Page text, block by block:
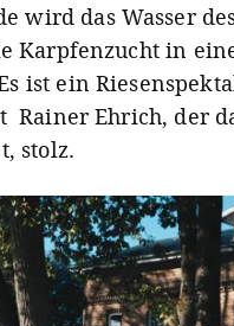
wird das Wasser
Karpfenzucht in
ist ein
Rainer Ehrich, der
stolz.